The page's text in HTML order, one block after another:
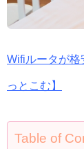
Wifiルータが格
っとこむ】
Table of